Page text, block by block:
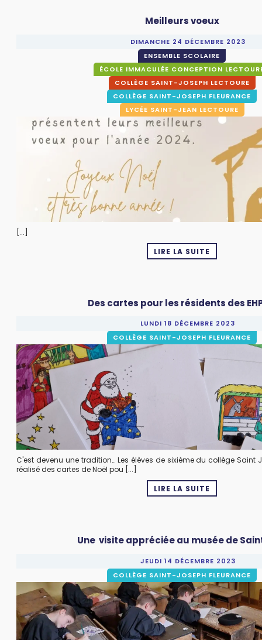
Meilleurs voeux
DIMANCHE 24 DÉCEMBRE 2023
COLLÈGE SAINT-JOSEPH FLEURANCE
COLLÈGE SAINT-JOSEPH LECTOURE
ÉCOLE IMMACULÉE CONCEPTION
ENSEMBLE SCOLAIRE
LYCÉE SAINT-JEAN LECTOURE
[...]
LIRE LA SUITE
Des cartes pour les résidents des
LUNDI 18 DÉCEMBRE 2023
COLLÈGE SAINT-JOSEPH FLEURANCE
C'est devenu une tradition… Les élèves de sixième du collège Saint
réalisé des cartes de Noël pou [...]
LIRE LA SUITE
Une visite appréciée au musée de
JEUDI 14 DÉCEMBRE 2023
COLLÈGE SAINT-JOSEPH FLEURANCE